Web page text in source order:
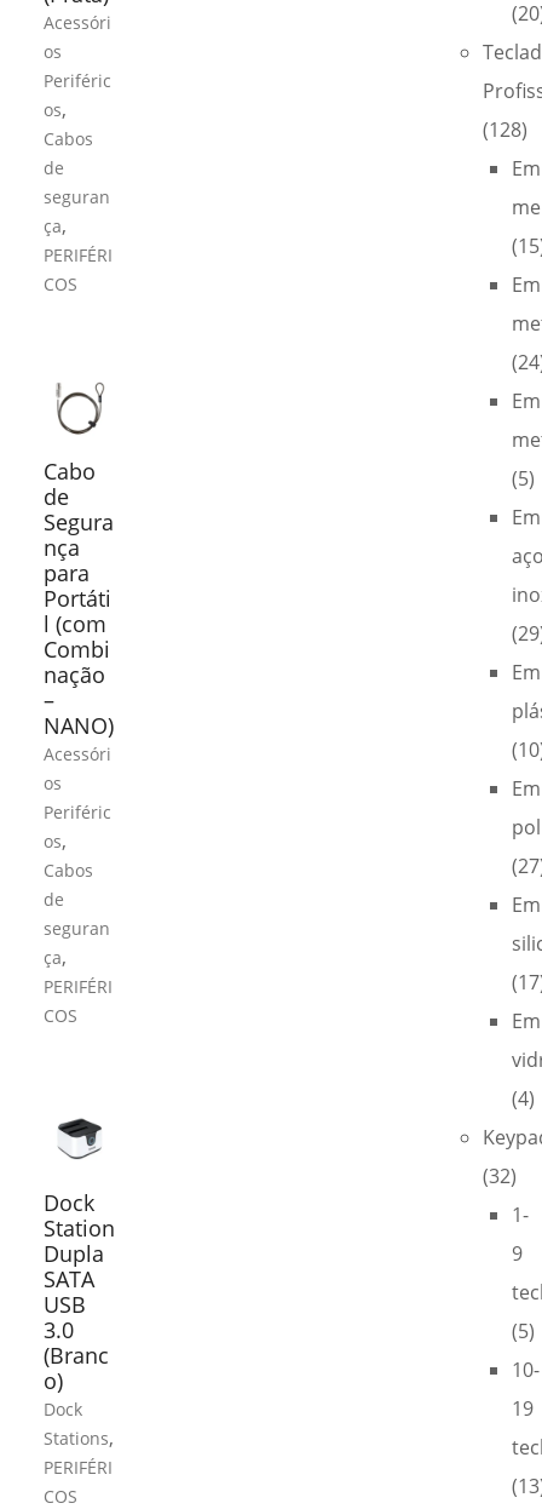
Acessóri
os
Periféric
os,
Cabos
de
seguran
ça,
PERIFÉRI
COS
Cabo
de
Segura
nça
para
Portáti
l (com
Combi
nação
–
NANO)
Acessóri
os
Periféric
os,
Cabos
de
seguran
ça,
PERIFÉRI
COS
Dock
Station
Dupla
SATA
USB
3.0
(Branc
o)
Dock
Stations,
PERIFÉRI
COS
(128)
Em
Em
Em
(5)
Em
Em
Em
Em
Em
(4)
(32)
1-
9
(5)
10-
19